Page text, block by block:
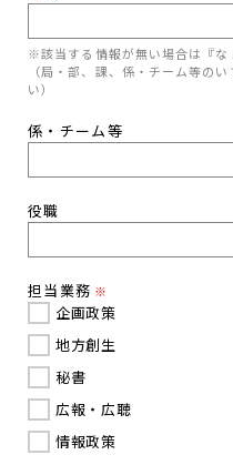
※該当する情報が無い場合は『な
（局・部、課、係・チーム等の
い）
係・チーム等
役職
担当業務 ※
企画政策
地方創生
秘書
広報・広聴
情報政策